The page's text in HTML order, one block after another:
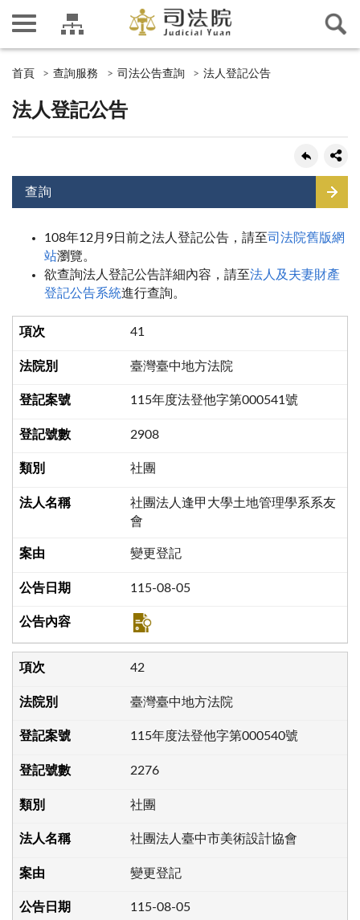
首頁 查詢服務 司法公告查詢 法人登記公告
法人登記公告
查詢
108年12月9日前之法人登記公告，請至司法院舊版網
站瀏覽。
欲查詢法人登記公告詳細內容，請至法人及夫妻財產
登記公告系統進行查詢。
41
臺灣臺中地方法院
115年度法登他字第000541號
2908
社團
社團法人逢甲大學土地管理學系系友
會
變更登記
115-08-05
42
臺灣臺中地方法院
115年度法登他字第000540號
2276
社團
社團法人臺中市美術設計協會
變更登記
115-08-05